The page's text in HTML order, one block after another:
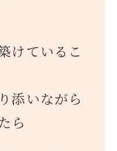
けているこ
添いながら
ら